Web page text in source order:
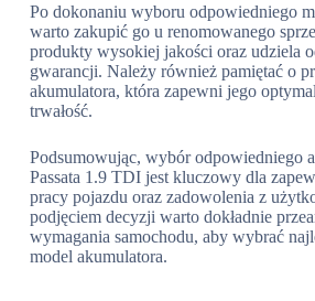
Po dokonaniu wyboru odpowiedniego
warto zakupić go u renomowanego
produkty wysokiej jakości oraz udziela
gwarancji. Należy również pamiętać o
akumulatora, która zapewni jego
trwałość.
Podsumowując, wybór odpowiedniego
Passata 1.9 TDI jest kluczowy dla
pracy pojazdu oraz zadowolenia z
podjęciem decyzji warto dokładnie
wymagania samochodu, aby wybrać
model akumulatora.